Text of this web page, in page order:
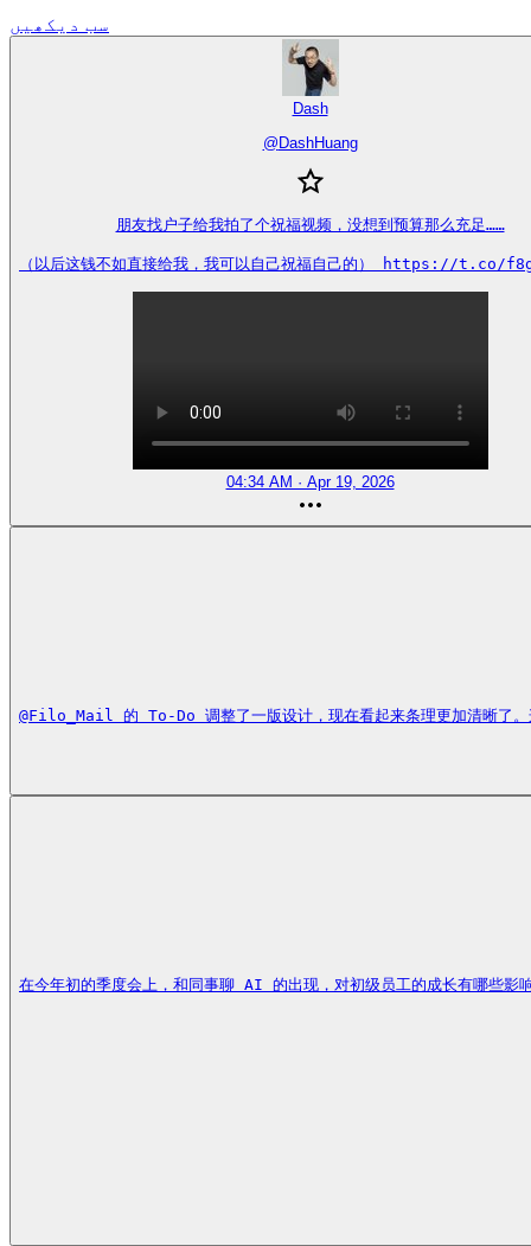
سب دیکھیں
Dash
@ DashHuang
朋友找户子给我拍了个祝福视频，没想到预算那么充足……
（以后这钱不如直接给我，我可以自己祝福自己的） https://t.co/
04:34 AM · Apr 19, 2026
@Filo_Mail 的 To-Do 调整了一版设计，现在看起来条理更加清晰了
在今年初的季度会上，和同事聊 AI 的出现，对初级员工的成长有哪些